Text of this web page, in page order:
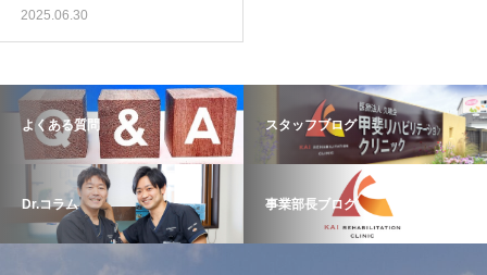
2025.06.30
よくある質問 スタッフブログ
Dr.コラム 事業部長ブログ